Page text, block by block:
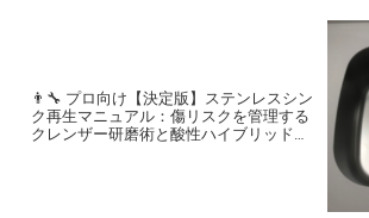
👨‍🔧 プロ向け【決定版】ステンレスシン
ク再生マニュアル：傷リスクを管理する
クレンザー研磨術と酸性ハイブリッド洗